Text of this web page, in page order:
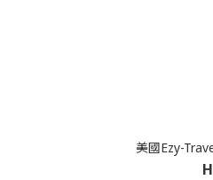
美國Ezy-